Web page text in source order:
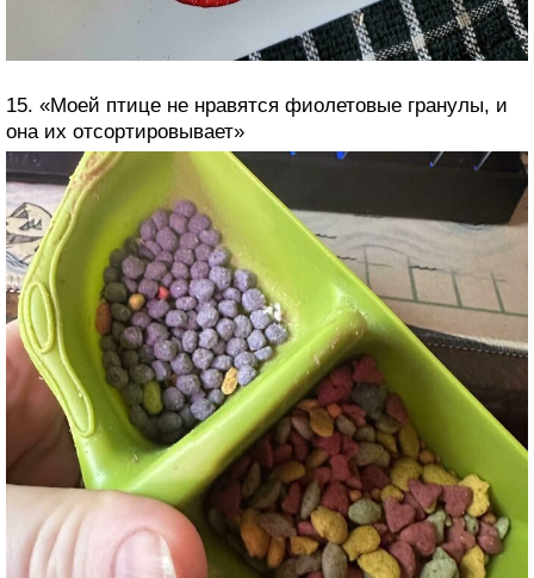
15. «Моей птице не нравятся фиолетовые гранулы, и
она их отсортировывает»